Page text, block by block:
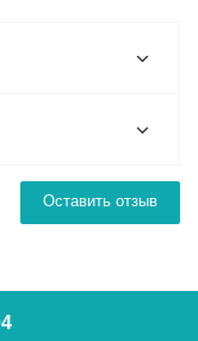
Оставить отзыв